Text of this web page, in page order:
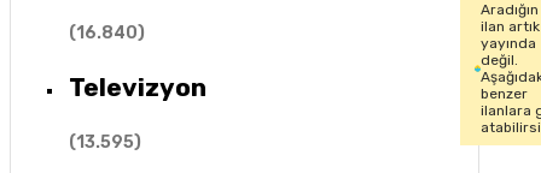
(16.840)
Televizyon
(13.595)
Aradığın
ilan artık
yayında
değil.
benzer
ilanlara